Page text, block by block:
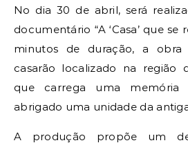
No dia 30 de abril, será realizada a pré-estreia do
documentário “A ‘Casa’ que se
minutos de duração, a obra
casarão localizado na região
que carrega uma
abrigado uma unidade da
A produção propõe um